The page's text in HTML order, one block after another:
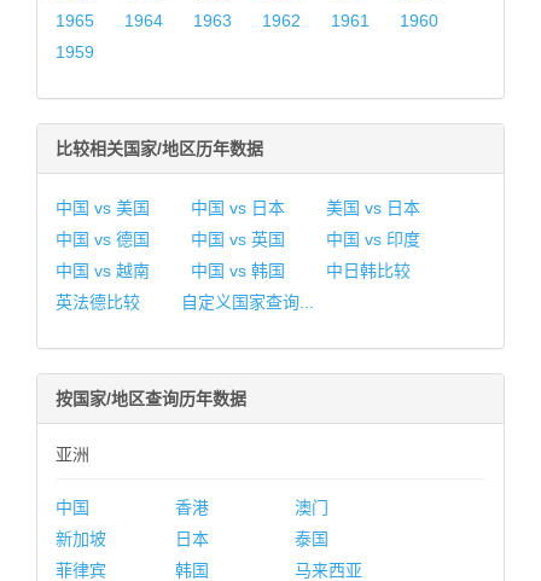
1965
1964 1963 1962 1961
1960
1959
比较相关国家/地区历年数据
中国 vs 美国 中国 vs 日本
美国 vs 日本
中国 vs 德国
中国 vs 英国
中国 vs 印度
中国 vs 越南
中国 vs 韩国
中日韩比较
英法德比较
自定义国家查询...
按国家/地区查询历年数据
亚洲
中国 香港
澳门
新加坡
日本
泰国
菲律宾
韩国
马来西亚